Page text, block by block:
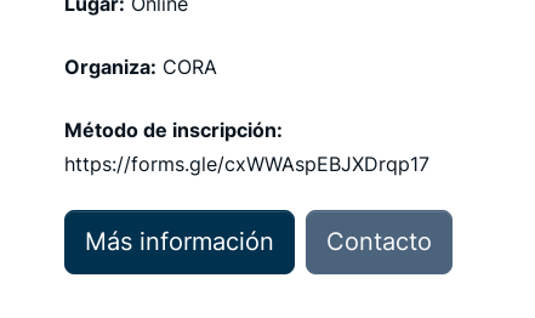
Organiza: CORA
Método de inscripción:
https://forms.gle/cxWWAspEBJXDrqp17
Más información Contacto